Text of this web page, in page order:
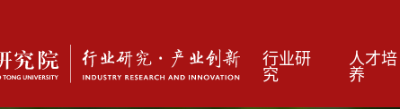
行业研
究
人才培
养